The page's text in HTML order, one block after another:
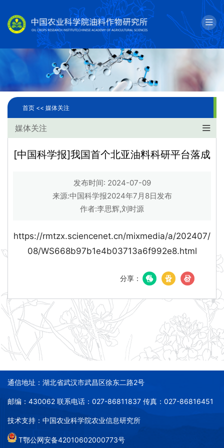
English 邮箱
科学研究
人才队伍
首页 << 媒体关注
媒体关注
[中国科学报]我国首个北亚油料科研平台落成
发布时间: 2024-07-09
来源:中国科学报2024年7月8日发布
作者:李思辉,刘时源
https://rmtzx.sciencenet.cn/mixmedia/a/202407/
08/WS668b97b1e4b03713a6f992e8.html
分享：
通信地址：湖北省武汉市武昌区徐东二路2号
邮编：430062 联系电话：027-86811837 传真：027-86816451
技术支持：中国农业科学院农业信息研究所
T鄂公网安备42010602000773号